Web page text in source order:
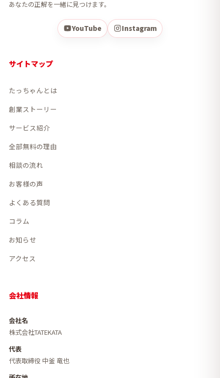
あなたの正解を一緒に見つけます。
YouTube Instagram
サイトマップ
たっちゃんとは
創業ストーリー
サービス紹介
全部無料の理由
相談の流れ
お客様の声
よくある質問
コラム
お知らせ
アクセス
会社情報
会社名
株式会社TATEKATA
代表
代表取締役 中釜 竜也